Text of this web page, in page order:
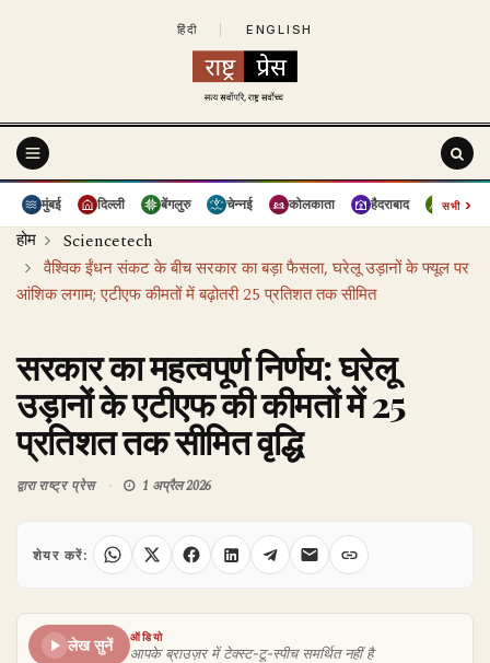
हिंदी ENGLISH
मुंबई दिल्ली बेंगलुरु चेन्नई कोलकाता हैदराबाद पुणे
सभी›
होम
Sciencetech
वैश्विक ईंधन संकट के बीच सरकार का बड़ा फैसला, घरेलू उड़ानों के फ्यूल पर
आंशिक लगाम; एटीएफ कीमतों में बढ़ोतरी 25 प्रतिशत तक सीमित
सरकार का महत्वपूर्ण निर्णय: घरेलू
उड़ानों के एटीएफ की कीमतों में 25
प्रतिशत तक सीमित वृद्धि
द्वाराराष्ट्र प्रेस 1 अप्रैल 2026
शेयर करें:
लेख सुनें
ऑडियो
आपके ब्राउज़र में टेक्स्ट-टू-स्पीच समर्थित नहीं है